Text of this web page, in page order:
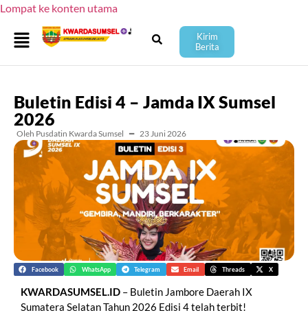
Lompat ke konten utama
Kirim
Berita
Buletin Edisi 4 – Jamda IX Sumsel
2026
Oleh Pusdatin Kwarda Sumsel ━ 23 Juni 2026
Facebook WhatsApp Telegram Email Threads X
KWARDASUMSEL.ID – Buletin Jambore Daerah IX
Sumatera Selatan Tahun 2026 Edisi 4 telah terbit!